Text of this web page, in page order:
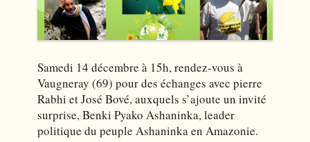
Samedi 14 décembre à 15h, rendez-vous à
Vaugneray (69) pour des échanges avec pierre
Rabhi et José Bové, auxquels s’ajoute un invité
surprise, Benki Pyako Ashaninka, leader
politique du peuple Ashaninka en Amazonie.